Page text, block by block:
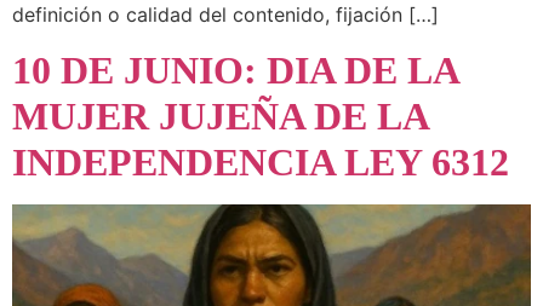
definición o calidad del contenido, fijación […]
10 DE JUNIO: DIA DE LA
MUJER JUJEÑA DE LA
INDEPENDENCIA LEY 6312